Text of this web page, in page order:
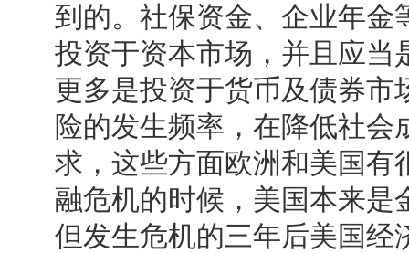
到的。社保资金、企业年金
投资于资本市场，并且应当
更多是投资于货币及债券市
险的发生频率，在降低社
求，这些方面欧洲和美国有
融危机的时候，美国本来是
但发生危机的三年后美国经